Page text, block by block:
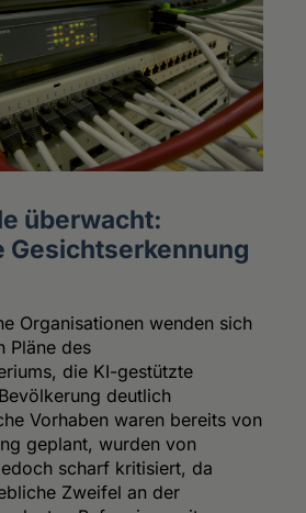
überwacht:
Gesichtserkennung
Organisationen wenden sich
Pläne des
die KI-gestützte
deutlich
Vorhaben waren bereits von
geplant, wurden von
scharf kritisiert, da
Zweifel an der